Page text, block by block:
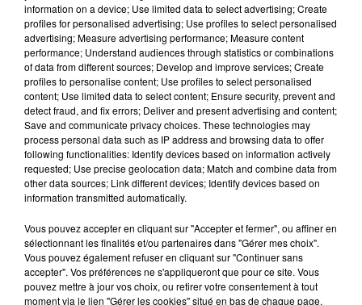
5 août 2026
information on a device; Use limited data to select advertising; Create
profiles for personalised advertising; Use profiles to select personalised
advertising; Measure advertising performance; Measure content
performance; Understand audiences through statistics or combinations
of data from different sources; Develop and improve services; Create
profiles to personalise content; Use profiles to select personalised
content; Use limited data to select content; Ensure security, prevent and
detect fraud, and fix errors; Deliver and present advertising and content;
Save and communicate privacy choices. These technologies may
process personal data such as IP address and browsing data to offer
following functionalities: Identify devices based on information actively
requested; Use precise geolocation data; Match and combine data from
other data sources; Link different devices; Identify devices based on
information transmitted automatically.
Vous pouvez accepter en cliquant sur "Accepter et fermer", ou affiner en
sélectionnant les finalités et/ou partenaires dans "Gérer mes choix".
Vous pouvez également refuser en cliquant sur "Continuer sans
accepter". Vos préférences ne s'appliqueront que pour ce site. Vous
pouvez mettre à jour vos choix, ou retirer votre consentement à tout
moment via le lien "Gérer les cookies" situé en bas de chaque page.